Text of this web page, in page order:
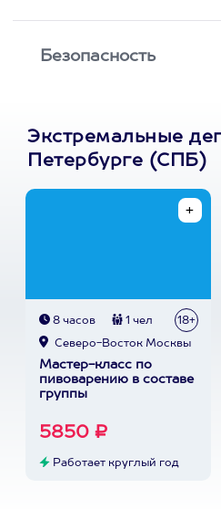
Безопасность
Экстремальные
Петербурге (СПБ)
8 часов 1 чел 18+
Северо-Восток Москвы
Мастер-класс по
пивоварению в составе
группы
5850 ₽
Работает круглый год